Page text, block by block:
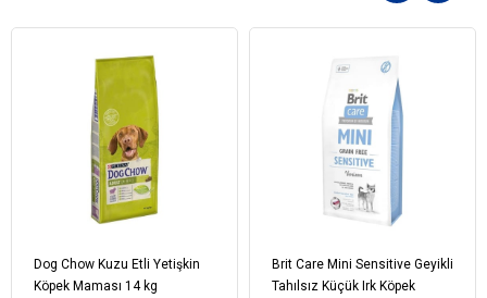
Yaban mersini
Güneşte kurutulmuş yonca
Yeşil mercimek
Yaban havucu
Ringa balığı yağı
Nane yaprağı
Kurutulmuş somon balığı
Kabak
Dog Chow Kuzu Etli Yetişkin
Köpek Maması 14 kg
Brit Care Mini Sensitive Geyikli
Tahılsız Küçük Irk Köpek